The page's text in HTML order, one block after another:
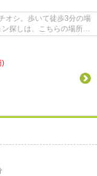
オシ。歩いて徒歩3分の場
探しは、こちらの場所は
)